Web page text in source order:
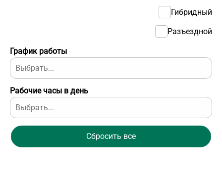
График работы
Рабочие часы в день
Гибридный
Разъездной
Сбросить все